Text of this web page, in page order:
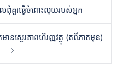
ពុំគួរធ្វើចំពោះលុយរបស់អ្នក
ានស្ថេរភាពហិរញ្ញវត្ថុ (តពីភាគមុន)